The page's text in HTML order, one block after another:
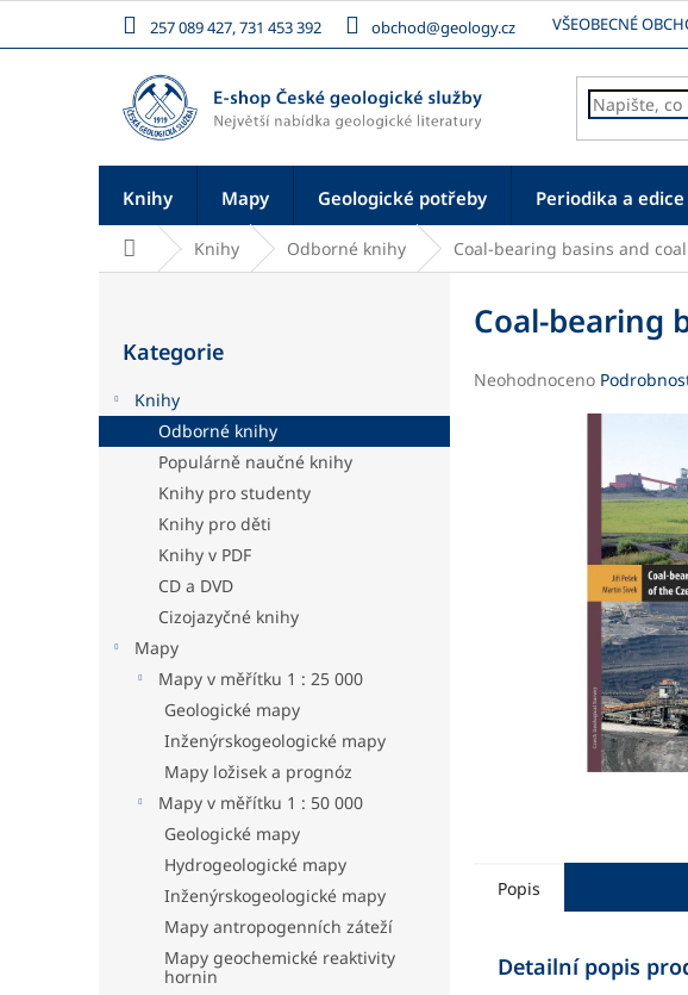
obsah
257 089 427, 731 453 392 obchod@geology.cz VŠEOBECNÉ
Knihy Mapy Geologické potřeby Periodika a edice
Domů Knihy Odborné knihy Coal-bearing basins and
a
n
kategorie
Kategorie
Knihy
Odborné knihy
Populárně naučné knihy
Knihy pro studenty
Knihy pro děti
Knihy v PDF
CD a DVD
Cizojazyčné knihy
Mapy
Mapy v měřítku 1 : 25 000
Geologické mapy
Inženýrskogeologické mapy
Mapy ložisek a prognóz
Mapy v měřítku 1 : 50 000
Geologické mapy
Hydrogeologické mapy
Inženýrskogeologické mapy
Mapy antropogenních záteží
Mapy geochemické reaktivity
hornin
Coal-bearing
Průměrné
Neohodnoceno
Popis
Detailní popis